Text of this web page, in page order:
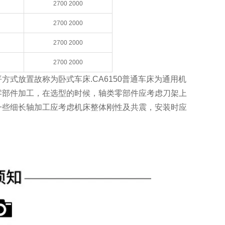
2700 2000
2700 2000
2700 2000
2700 2000
式放置故称为卧式车床.CA6150普通车床为通用机
件加工，在选型的时候，轴类零部件应考虑刀架上
细长轴加工应考虑机床整体刚性及共震，安装时应